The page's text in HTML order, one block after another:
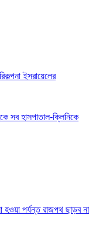
ইসরায়েলের
সব হাসপাতাল-ক্লিনিকে
হওয়া পর্যন্ত রাজপথ ছাড়ব না